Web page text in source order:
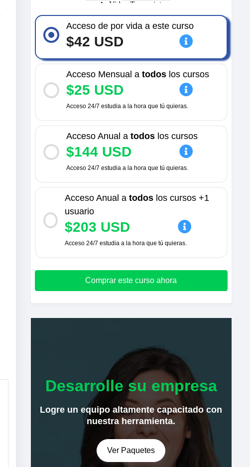
Acceso de por vida a este curso
$42 USD
Acceso Mensual atodos los cursos
$25 USD
Acceso 24/7 estudia a la hora que tú quieras.
Acceso Anual atodos los cursos
$144 USD
Acceso 24/7 estudia a la hora que tú quieras.
Acceso Anual atodos los cursos +1
usuario
$203 USD
Acceso 24/7 estudia a la hora que tú quieras.
Comprar este curso ahora
Desarrolle su empresa
Logre un equipo altamente capacitado con
nuestra herramienta.
Ver Paquetes